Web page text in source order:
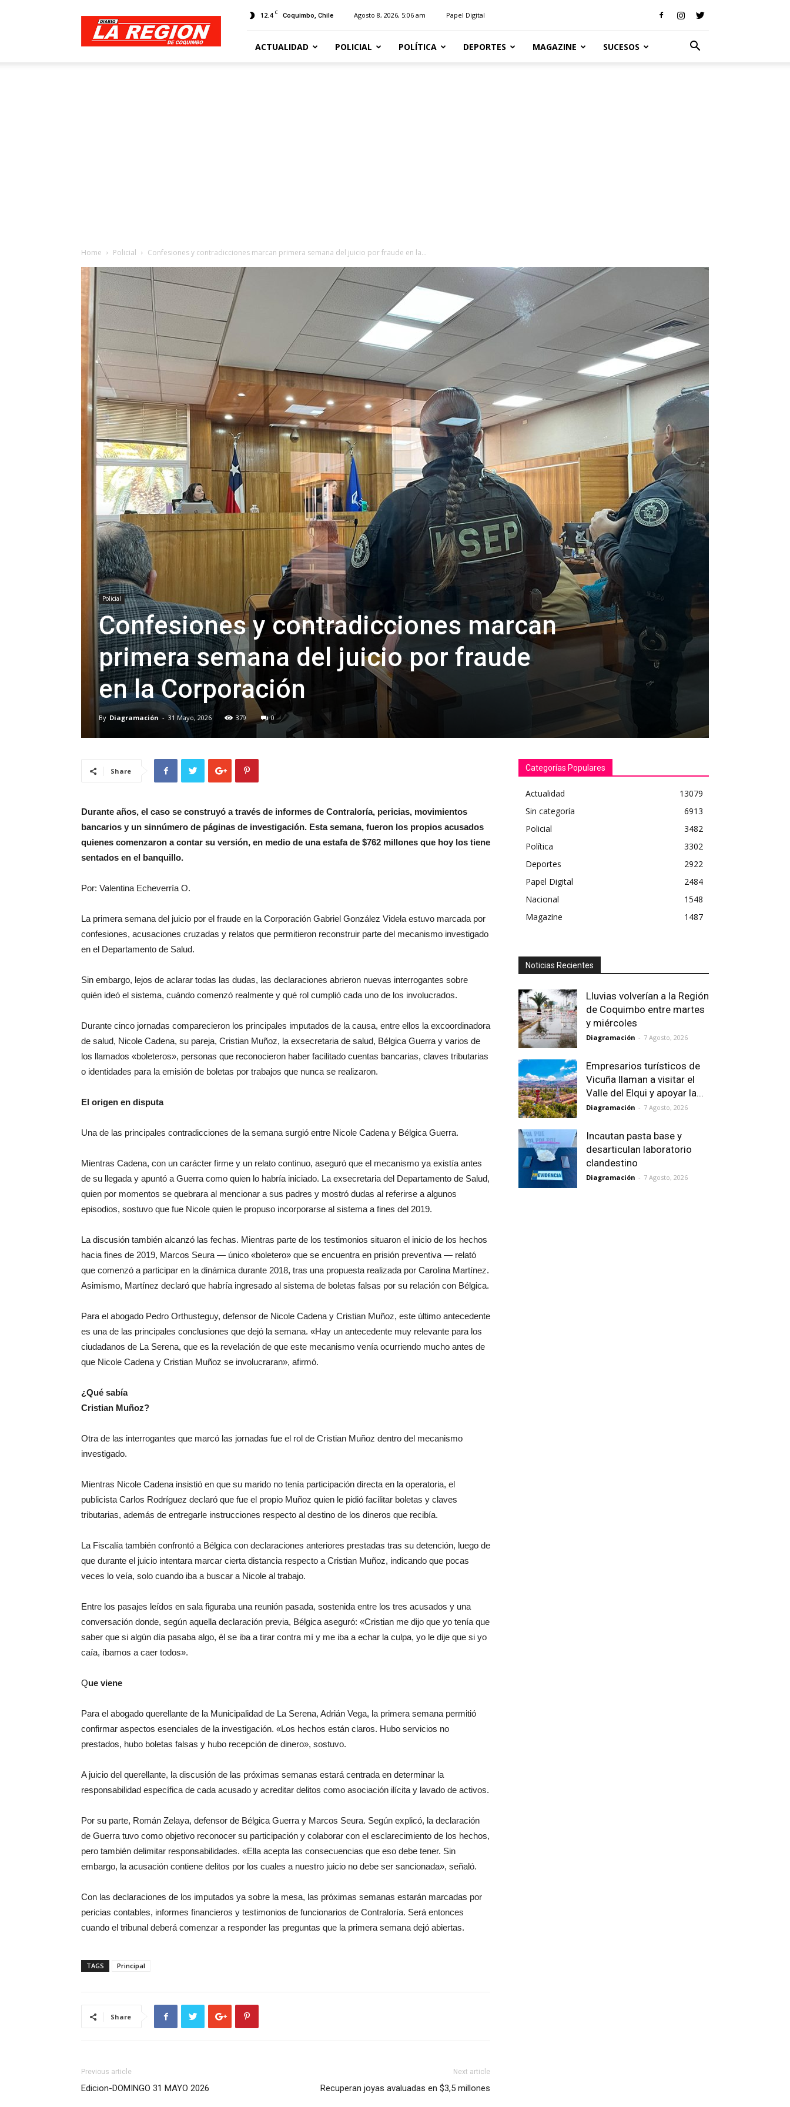
Diario
Región
12.4 C Coquimbo, Chile Agosto 8, 2026, 5:06 am Papel Digital
ACTUALIDAD POLICIAL POLÍTICA DEPORTES MAGAZINE SUCESOS
Home Policial Confesiones y contradicciones marcan primera semana del juicio por fraude en la...
Policial
Confesiones y contradicciones marcan
primera semana del juicio por fraude
en la Corporación
By Diagramación - 31 Mayo, 2026 379 0
Share
Durante años, el caso se construyó a través de informes de Contraloría, pericias, movimientos
bancarios y un sinnúmero de páginas de investigación. Esta semana, fueron los propios acusados
quienes comenzaron a contar su versión, en medio de una estafa de $762 millones que hoy los tiene
sentados en el banquillo.
Por: Valentina Echeverría O.
La primera semana del juicio por el fraude en la Corporación Gabriel González Videla estuvo marcada por
confesiones, acusaciones cruzadas y relatos que permitieron reconstruir parte del mecanismo investigado
en el Departamento de Salud.
Sin embargo, lejos de aclarar todas las dudas, las declaraciones abrieron nuevas interrogantes sobre
quién ideó el sistema, cuándo comenzó realmente y qué rol cumplió cada uno de los involucrados.
Durante cinco jornadas comparecieron los principales imputados de la causa, entre ellos la excoordinadora
de salud, Nicole Cadena, su pareja, Cristian Muñoz, la exsecretaria de salud, Bélgica Guerra y varios de
los llamados «boleteros», personas que reconocieron haber facilitado cuentas bancarias, claves tributarias
o identidades para la emisión de boletas por trabajos que nunca se realizaron.
El origen en disputa
Una de las principales contradicciones de la semana surgió entre Nicole Cadena y Bélgica Guerra.
Mientras Cadena, con un carácter firme y un relato continuo, aseguró que el mecanismo ya existía antes
de su llegada y apuntó a Guerra como quien lo habría iniciado. La exsecretaria del Departamento de Salud,
quien por momentos se quebrara al mencionar a sus padres y mostró dudas al referirse a algunos
episodios, sostuvo que fue Nicole quien le propuso incorporarse al sistema a fines del 2019.
La discusión también alcanzó las fechas. Mientras parte de los testimonios situaron el inicio de los hechos
hacia fines de 2019, Marcos Seura — único «boletero» que se encuentra en prisión preventiva — relató
que comenzó a participar en la dinámica durante 2018, tras una propuesta realizada por Carolina Martínez.
Asimismo, Martínez declaró que habría ingresado al sistema de boletas falsas por su relación con Bélgica.
Para el abogado Pedro Orthusteguy, defensor de Nicole Cadena y Cristian Muñoz, este último antecedente
es una de las principales conclusiones que dejó la semana. «Hay un antecedente muy relevante para los
ciudadanos de La Serena, que es la revelación de que este mecanismo venía ocurriendo mucho antes de
que Nicole Cadena y Cristian Muñoz se involucraran», afirmó.
¿Qué sabía
Cristian Muñoz?
Otra de las interrogantes que marcó las jornadas fue el rol de Cristian Muñoz dentro del mecanismo
investigado.
Mientras Nicole Cadena insistió en que su marido no tenía participación directa en la operatoria, el
publicista Carlos Rodríguez declaró que fue el propio Muñoz quien le pidió facilitar boletas y claves
tributarias, además de entregarle instrucciones respecto al destino de los dineros que recibía.
La Fiscalía también confrontó a Bélgica con declaraciones anteriores prestadas tras su detención, luego de
que durante el juicio intentara marcar cierta distancia respecto a Cristian Muñoz, indicando que pocas
veces lo veía, solo cuando iba a buscar a Nicole al trabajo.
Entre los pasajes leídos en sala figuraba una reunión pasada, sostenida entre los tres acusados y una
conversación donde, según aquella declaración previa, Bélgica aseguró: «Cristian me dijo que yo tenía que
saber que si algún día pasaba algo, él se iba a tirar contra mí y me iba a echar la culpa, yo le dije que si yo
caía, íbamos a caer todos».
Que viene
Para el abogado querellante de la Municipalidad de La Serena, Adrián Vega, la primera semana permitió
confirmar aspectos esenciales de la investigación. «Los hechos están claros. Hubo servicios no
prestados, hubo boletas falsas y hubo recepción de dinero», sostuvo.
A juicio del querellante, la discusión de las próximas semanas estará centrada en determinar la
responsabilidad específica de cada acusado y acreditar delitos como asociación ilícita y lavado de activos.
Por su parte, Román Zelaya, defensor de Bélgica Guerra y Marcos Seura. Según explicó, la declaración
de Guerra tuvo como objetivo reconocer su participación y colaborar con el esclarecimiento de los hechos,
pero también delimitar responsabilidades. «Ella acepta las consecuencias que eso debe tener. Sin
embargo, la acusación contiene delitos por los cuales a nuestro juicio no debe ser sancionada», señaló.
Con las declaraciones de los imputados ya sobre la mesa, las próximas semanas estarán marcadas por
pericias contables, informes financieros y testimonios de funcionarios de Contraloría. Será entonces
cuando el tribunal deberá comenzar a responder las preguntas que la primera semana dejó abiertas.
TAGS Principal
Share
Previous article
Edicion-DOMINGO 31 MAYO 2026
Next article
Recuperan joyas avaluadas en $3,5 millones
Categorías Populares
Actualidad
13079
Sin categoría
6913
Policial
3482
Política
3302
Deportes
2922
Papel Digital
2484
Nacional
1548
Magazine
1487
Noticias Recientes
Lluvias volverían a la Región
de Coquimbo entre martes
y miércoles
Diagramación - 7 Agosto, 2026
Empresarios turísticos de
Vicuña llaman a visitar el
Valle del Elqui y apoyar la...
Diagramación - 7 Agosto, 2026
Incautan pasta base y
desarticulan laboratorio
clandestino
Diagramación - 7 Agosto, 2026